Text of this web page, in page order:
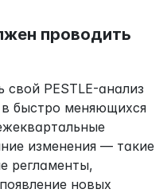
проводить
PESTLE-анализ
быстро меняющихся
изменения — такие
регламенты,
новых